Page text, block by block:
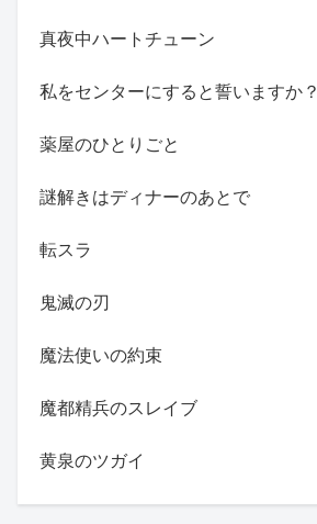
真夜中ハートチューン
私をセンターにすると誓いますか？
薬屋のひとりごと
謎解きはディナーのあとで
転スラ
鬼滅の刃
魔法使いの約束
魔都精兵のスレイブ
黄泉のツガイ